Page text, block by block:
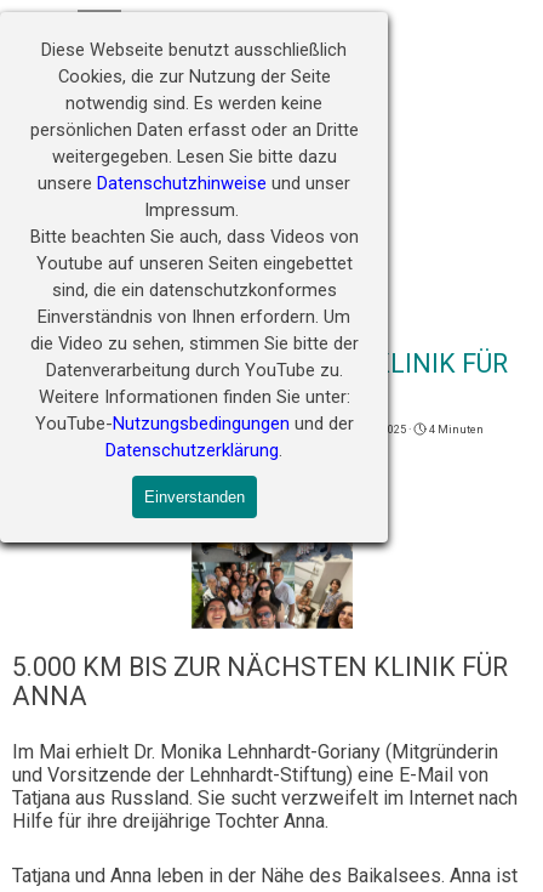
Diese Webseite benutzt ausschließlich
Cookies, die zur Nutzung der Seite
notwendig sind. Es werden keine
persönlichen Daten erfasst oder an Dritte
weitergegeben. Lesen Sie bitte dazu
unsere Datenschutzhinweise und unser
Impressum.
Bitte beachten Sie auch, dass Videos von
Youtube auf unseren Seiten eingebettet
sind, die ein datenschutzkonformes
Einverständnis von Ihnen erfordern. Um
die Video zu sehen, stimmen Sie bitte der
Datenverarbeitung durch YouTube zu.
Weitere Informationen finden Sie unter:
YouTube-Nutzungsbedingungen und der
Datenschutzerklärung.
Einverstanden
Direkt zum Seiteninhalt
Zukunft ermöglichen
5.000 KM BIS ZUR NÄCHSTEN KLINIK FÜR
ANNA
Veröffentlicht vonRedaktioninErfolgsgeschichten · Dienstag 02 Sep 2025 ·
4 Minuten
5.000 KM BIS ZUR NÄCHSTEN KLINIK FÜR
ANNA
Im Mai erhielt Dr. Monika Lehnhardt-Goriany (Mitgründerin
und Vorsitzende der Lehnhardt-Stiftung) eine E-Mail von
Tatjana aus Russland. Sie sucht verzweifelt im Internet nach
Hilfe für ihre dreijährige Tochter Anna.
Tatjana und Anna leben in der Nähe des Baikalsees. Anna ist